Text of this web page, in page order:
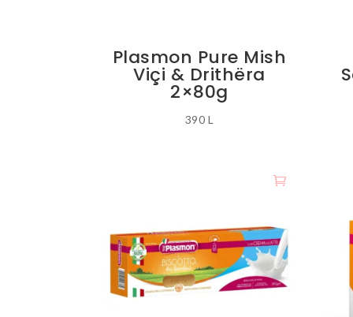
Plasmon Pure Mish
Viçi & Drithëra
2×80g
390 L